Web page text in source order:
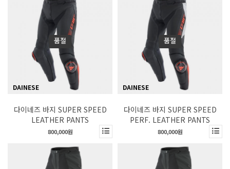
품절
DAINESE
다이네즈 바지 SUPER SPEED
LEATHER PANTS
800,000원
품절
DAINESE
다이네즈 바지 SUPER SPEED
PERF. LEATHER PANTS
800,000원